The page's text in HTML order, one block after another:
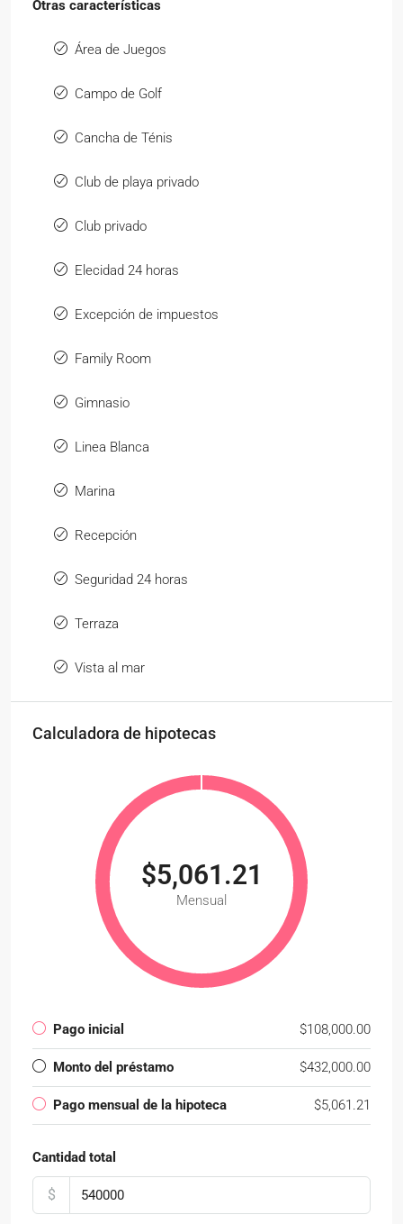
Otras características
Área de Juegos
Campo de Golf
Cancha de Ténis
Club de playa privado
Club privado
Elecidad 24 horas
Excepción de impuestos
Family Room
Gimnasio
Linea Blanca
Marina
Recepción
Seguridad 24 horas
Terraza
Vista al mar
Calculadora de hipotecas
$5,061.21
Mensual
Pago inicial $108,000.00
Monto del préstamo $432,000.00
Pago mensual de la hipoteca $5,061.21
Cantidad total
$